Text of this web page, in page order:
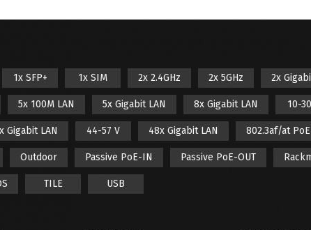
1x SFP+ 1x SIM 2x 2.4GHz 2x 5GHz 2x
5x 100M LAN 5x Gigabit LAN 8x Gigabit LAN 10-
Gigabit LAN 44-57 V 48x Gigabit LAN 802.3af/at
Outdoor Passive PoE-IN Passive PoE-OUT
TILE USB